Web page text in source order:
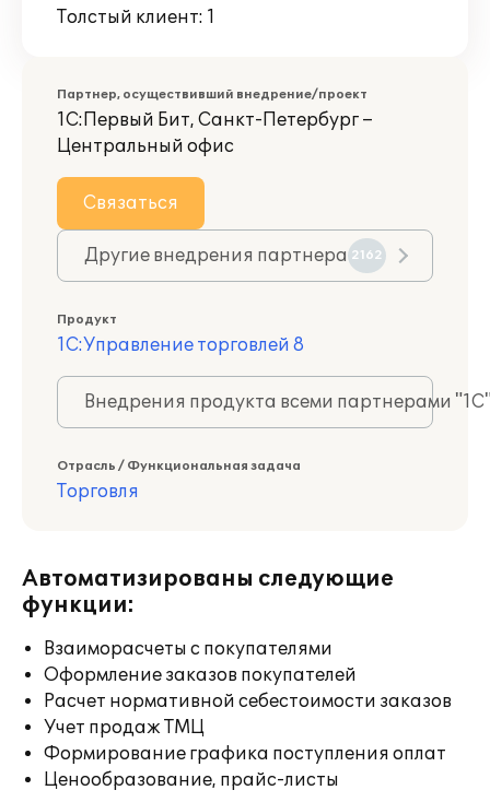
Толстый клиент: 1
Партнер, осуществивший внедрение/проект
1С:Первый Бит, Санкт-Петербург –
Центральный офис
Связаться
Другие внедрения партнера 2162
Продукт
1С:Управление торговлей 8
Внедрения продукта всеми партнерами
Отрасль / Функциональная задача
Торговля
Автоматизированы следующие
функции:
Взаиморасчеты с покупателями
Оформление заказов покупателей
Расчет нормативной себестоимости заказов
Учет продаж ТМЦ
Формирование графика поступления оплат
Ценообразование, прайс-листы